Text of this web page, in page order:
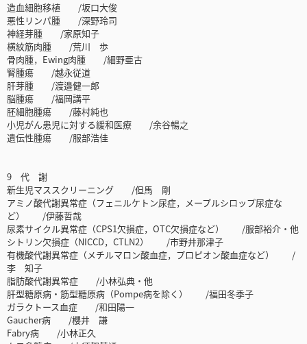
造血細胞移植 /坂口大俊
悪性リンパ腫 /深野玲司
神経芽腫 /家原知子
横紋筋肉腫 /荒川 歩
骨肉腫，Ewing肉腫 /細野亜古
腎腫瘍 /越永従道
肝芽腫 /渡邉健一郎
脳腫瘍 /福岡講平
胚細胞腫瘍 /藤村純也
小児がん患児に対する緩和医療 /余谷暢之
遺伝性腫瘍 /服部浩佳
9 代 謝
新生児マススクリーニング /但馬 剛
アミノ酸代謝異常症（フェニルケトン尿症，メープルシロップ尿症な
ど） /伊藤哲哉
尿素サイクル異常症（CPS1欠損症，OTC欠損症など） /服部裕介・他
シトリン欠損症（NICCD，CTLN2） /市野井那津子
有機酸代謝異常症（メチルマロン酸血症，プロピオン酸血症など） /
李 知子
脂肪酸代謝異常症 /小林弘典・他
肝型糖原病・筋型糖原病（Pompe病を除く） /福田冬季子
ガラクトース血症 /和田陽一
Gaucher病 /櫻井 謙
Fabry病 /小林正久